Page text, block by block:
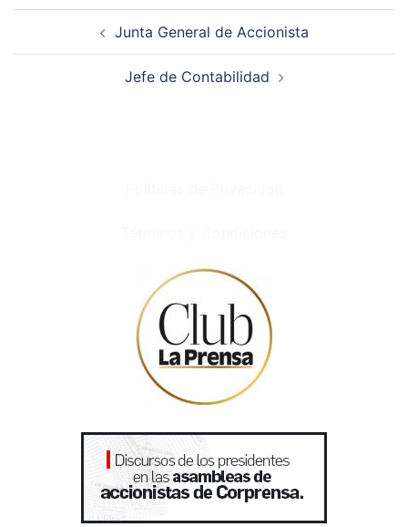
Navegación
entradas Junta General de Accionista
Jefe de Contabilidad